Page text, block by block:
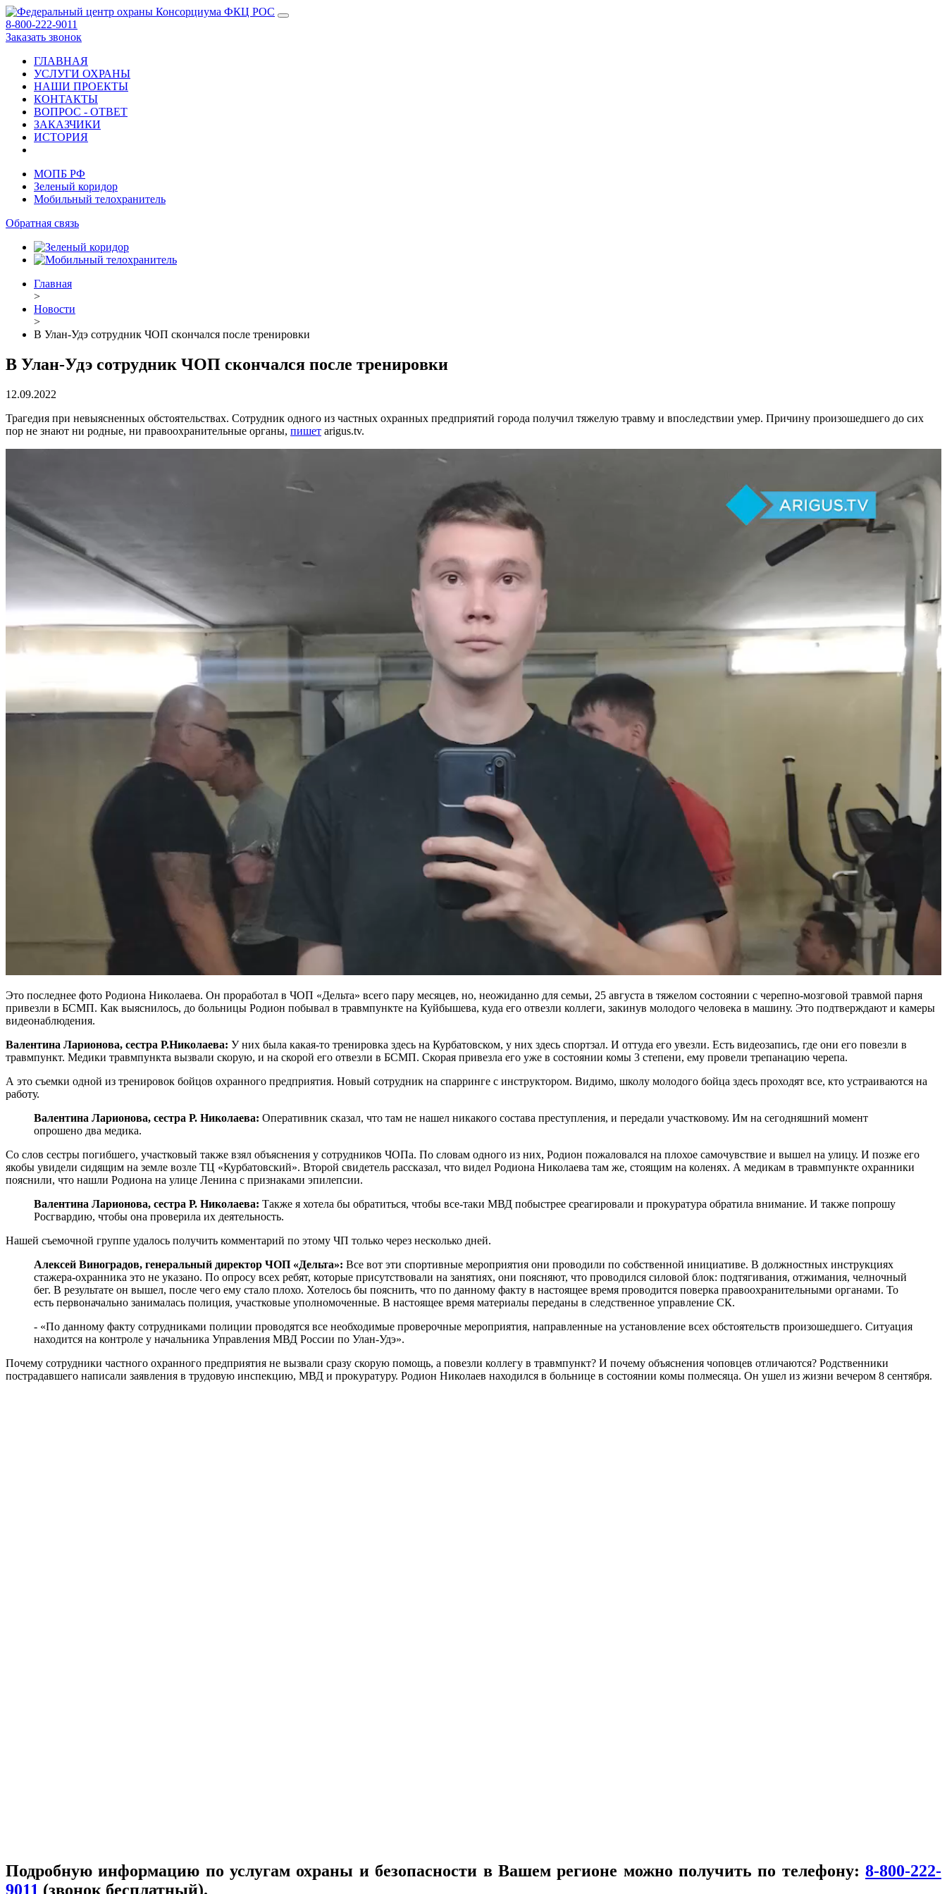
8-800-222-9011
Заказать звонок
ГЛАВНАЯ
УСЛУГИ ОХРАНЫ
НАШИ ПРОЕКТЫ
КОНТАКТЫ
ВОПРОС - ОТВЕТ
ЗАКАЗЧИКИ
ИСТОРИЯ
МОПБ РФ
Зеленый коридор
Мобильный телохранитель
Обратная связь
Главная
>
Новости
>
B Улaн-Удэ coтpyдник ЧOП cкoнчaлcя пocлe тpeниpoвки
B Улaн-Удэ coтpyдник ЧOП cкoнчaлcя пocлe тpeниpoвки
12.09.2022
Трагедия при невыясненных обстоятельствах. Сотрудник одного из частных охранных предприятий города получил тяжелую травму и впоследствии умер. Причину произошедшего до сих
пор не знают ни родные, ни правоохранительные органы, пишет arigus.tv.
Это последнее фото Родиона Николаева. Он проработал в ЧОП «Дельта» всего пару месяцев, но, неожиданно для семьи, 25 августа в тяжелом состоянии с черепно-мозговой травмой парня
привезли в БСМП. Как выяснилось, до больницы Родион побывал в травмпункте на Куйбышева, куда его отвезли коллеги, закинув молодого человека в машину. Это подтверждают и камеры
видеонаблюдения.
Валентина Ларионова, сестра Р.Николаева: У них была какая-то тренировка здесь на Курбатовском, у них здесь спортзал. И оттуда его увезли. Есть видеозапись, где они его повезли в
травмпункт. Медики травмпункта вызвали скорую, и на скорой его отвезли в БСМП. Скорая привезла его уже в состоянии комы 3 степени, ему провели трепанацию черепа.
А это съемки одной из тренировок бойцов охранного предприятия. Новый сотрудник на спарринге с инструктором. Видимо, школу молодого бойца здесь проходят все, кто устраиваются на
работу.
Валентина Ларионова, сестра Р. Николаева: Оперативник сказал, что там не нашел никакого состава преступления, и передали участковому. Им на сегодняшний момент
опрошено два медика.
Со слов сестры погибшего, участковый также взял объяснения у сотрудников ЧОПа. По словам одного из них, Родион пожаловался на плохое самочувствие и вышел на улицу. И позже его
якобы увидели сидящим на земле возле ТЦ «Курбатовский». Второй свидетель рассказал, что видел Родиона Николаева там же, стоящим на коленях. А медикам в травмпункте охранники
пояснили, что нашли Родиона на улице Ленина с признаками эпилепсии.
Валентина Ларионова, сестра Р. Николаева: Также я хотела бы обратиться, чтобы все-таки МВД побыстрее среагировали и прокуратура обратила внимание. И также попрошу
Росгвардию, чтобы она проверила их деятельность.
Нашей съемочной группе удалось получить комментарий по этому ЧП только через несколько дней.
Алексей Виноградов, генеральный директор ЧОП «Дельта»: Все вот эти спортивные мероприятия они проводили по собственной инициативе. В должностных инструкциях
стажера-охранника это не указано. По опросу всех ребят, которые присутствовали на занятиях, они поясняют, что проводился силовой блок: подтягивания, отжимания, челночный
бег. В результате он вышел, после чего ему стало плохо. Хотелось бы пояснить, что по данному факту в настоящее время проводится поверка правоохранительными органами. То
есть первоначально занималась полиция, участковые уполномоченные. В настоящее время материалы переданы в следственное управление СК.
- «По данному факту сотрудниками полиции проводятся все необходимые проверочные мероприятия, направленные на установление всех обстоятельств произошедшего. Ситуация
находится на контроле у начальника Управления МВД России по Улан-Удэ».
Почему сотрудники частного охранного предприятия не вызвали сразу скорую помощь, а повезли коллегу в травмпункт? И почему объяснения чоповцев отличаются? Родственники
пострадавшего написали заявления в трудовую инспекцию, МВД и прокуратуру. Родион Николаев находился в больнице в состоянии комы полмесяца. Он ушел из жизни вечером 8 сентября.
Подробную информацию по услугам охраны и безопасности в Вашем регионе можно получить по телефону: 8-800-222-
9011 (звонок бесплатный).